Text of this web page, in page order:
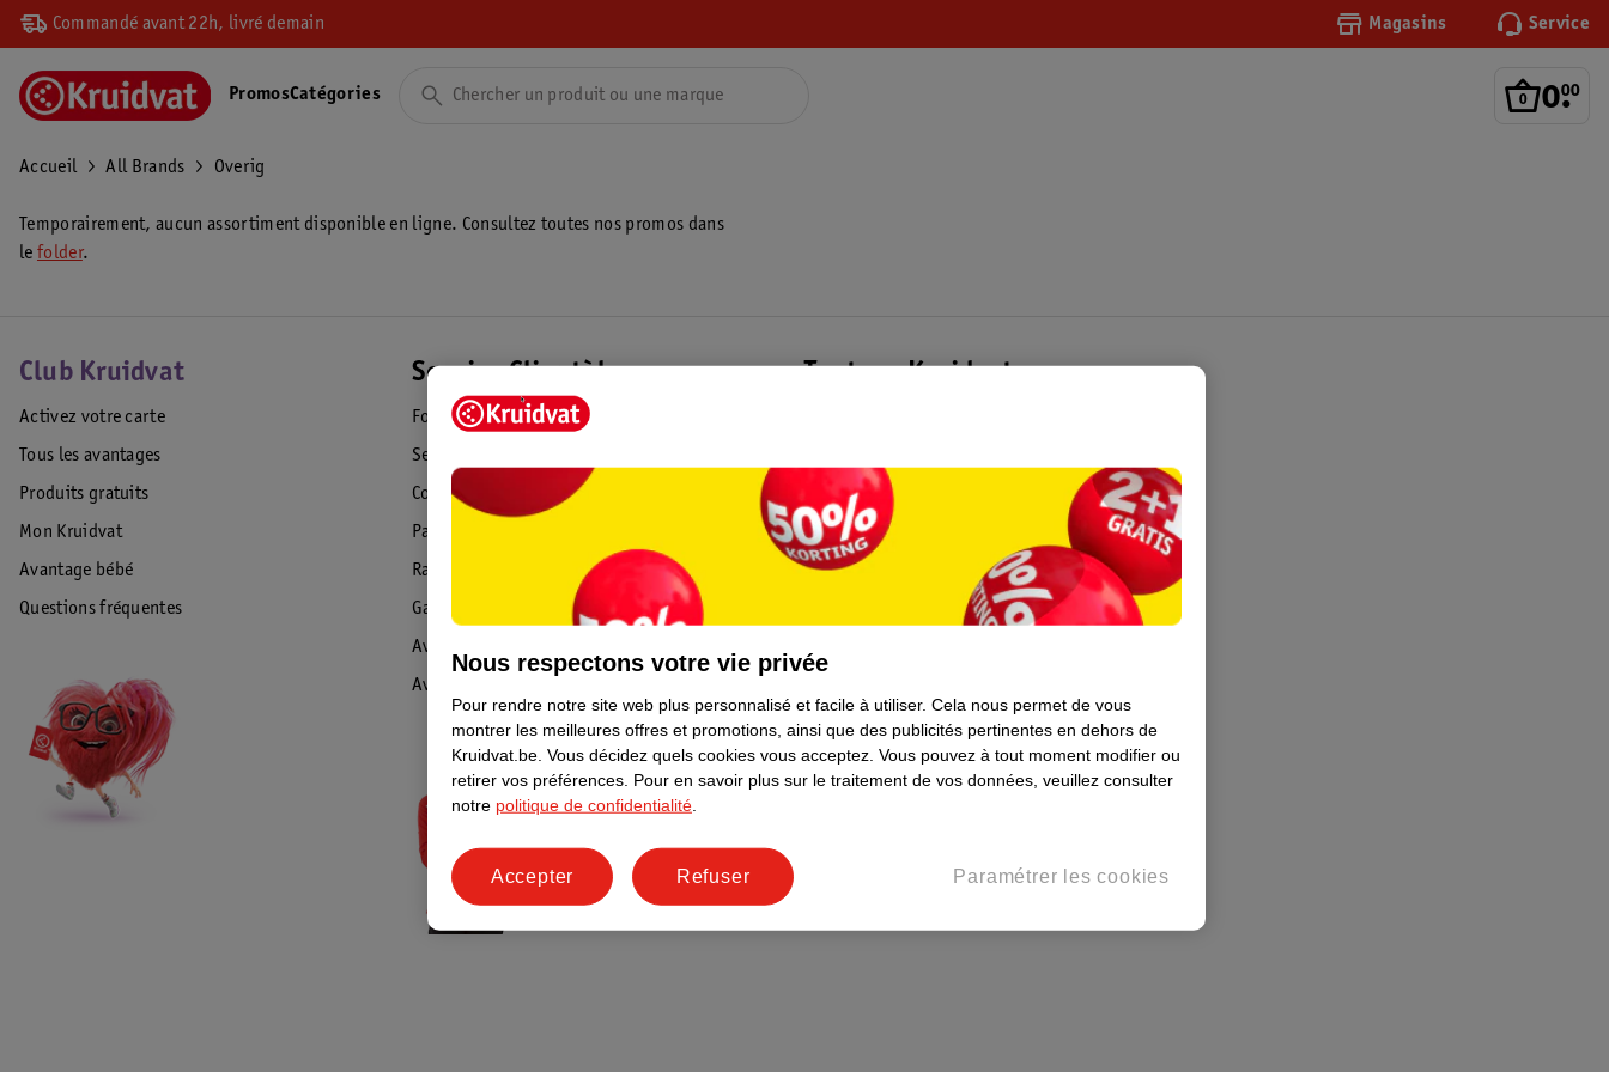
Commandé avant 22h, livré demain Magasins Service
0.
00
PromosCatégories
Accueil All Brands Overig
Temporairement, aucun assortiment disponible en ligne. Consultez toutes nos promos dans
le folder.
Club Kruidvat
Activez votre carte
Tous les avantages
Produits gratuits
Mon Kruidvat
Avantage bébé
Questions fréquentes
Service Clientèle
Foire aux questions
Service Clientèle
Commande & Livraison
Paiement
Rappel & Retour
Garantie
Avis de sécurité
Avis
Tout sur Kruidvat
Formule commerciale
Coordonnées de l’entreprise
Plus durable
Nous respectons votre vie privée
Pour rendre notre site web plus personnalisé et facile à utiliser. Cela nous permet de vous
montrer les meilleures offres et promotions, ainsi que des publicités pertinentes en dehors de
Kruidvat.be. Vous décidez quels cookies vous acceptez. Vous pouvez à tout moment modifier ou
retirer vos préférences. Pour en savoir plus sur le traitement de vos données, veuillez consulter
notre politique de confidentialité
Paramétrer les cookies
Refuser
Accepter